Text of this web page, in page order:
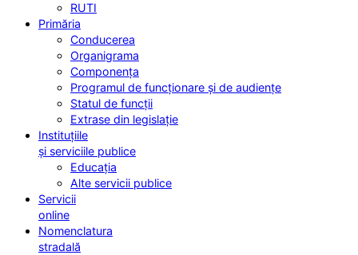
RUTI
Primăria
Conducerea
Organigrama
Componența
Programul de funcționare și de audiențe
Statul de funcții
Extrase din legislație
Instituțiile
și serviciile publice
Educația
Alte servicii publice
Servicii
online
Nomenclatura
stradală